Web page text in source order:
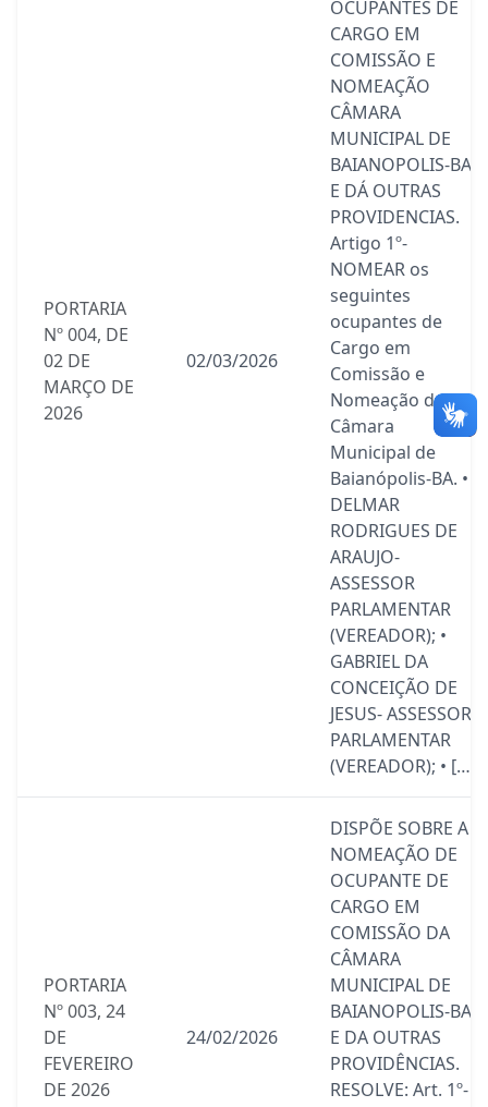
PORTARIA
Nº 004, DE
02 DE
MARÇO DE
2026
02/03/2026
OCUPANTES DE
CARGO EM
COMISSÃO E
NOMEAÇÃO
CÂMARA
MUNICIPAL DE
BAIANOPOLIS-BA
E DÁ OUTRAS
PROVIDENCIAS.
Artigo 1º-
NOMEAR os
seguintes
ocupantes de
Cargo em
Comissão e
Nomeação da
Câmara
Municipal de
Baianópolis-BA. •
DELMAR
RODRIGUES DE
ARAUJO-
ASSESSOR
PARLAMENTAR
(VEREADOR); •
GABRIEL DA
CONCEIÇÃO DE
JESUS- ASSESSOR
PARLAMENTAR
(VEREADOR); • […]
PORTARIA
Nº 003, 24
DE
FEVEREIRO
DE 2026
24/02/2026
DISPÕE SOBRE A
NOMEAÇÃO DE
OCUPANTE DE
CARGO EM
COMISSÃO DA
CÂMARA
MUNICIPAL DE
BAIANOPOLIS-BA,
E DA OUTRAS
PROVIDÊNCIAS.
RESOLVE: Art. 1º-